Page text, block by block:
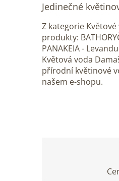
Jedinečné
Z kategorie
produkty:
PANAKEIA -
Květová voda
přírodní květinové
našem e-shopu.